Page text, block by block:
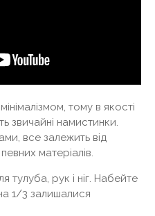
тому в якості
звичайні намистинки.
все залежить від
матеріалів.
тулуба, рук і ніг. Набейте
1/3 залишалися